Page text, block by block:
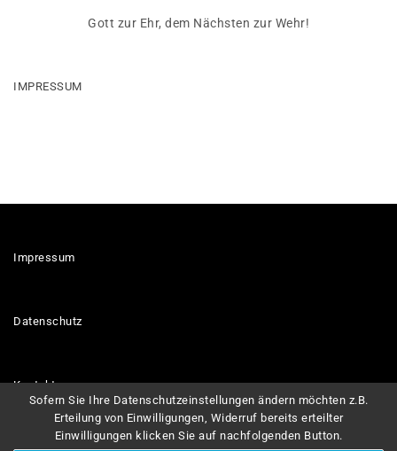
Gott zur Ehr, dem Nächsten zur Wehr!
IMPRESSUM
Impressum
Datenschutz
Kontakt
Sofern Sie Ihre Datenschutzeinstellungen ändern möchten z.B.
Erteilung von Einwilligungen, Widerruf bereits erteilter
Einwilligungen klicken Sie auf nachfolgenden Button.